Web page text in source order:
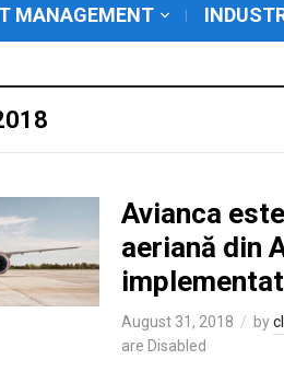
MANAGEMENT
Avianca
aeriană din
August 31, 2018 by
are Disabled